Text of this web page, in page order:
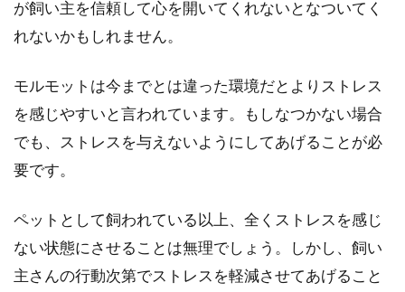
が飼い主を信頼して心を開いてくれないとなついてく
れないかもしれません。
モルモットは今までとは違った環境だとよりストレス
を感じやすいと言われています。もしなつかない場合
でも、ストレスを与えないようにしてあげることが必
要です。
ペットとして飼われている以上、全くストレスを感じ
ない状態にさせることは無理でしょう。しかし、飼い
主さんの行動次第でストレスを軽減させてあげること